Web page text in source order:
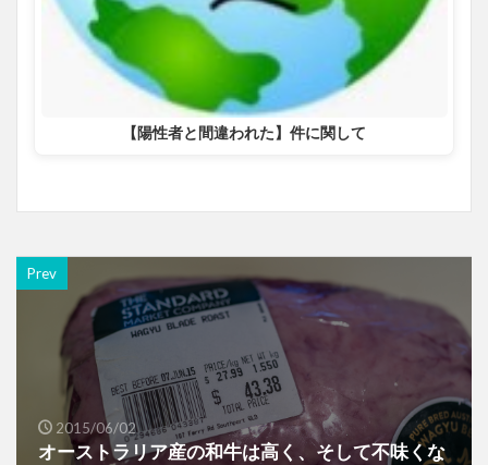
【陽性者と間違われた】件に関して
Prev
2015/06/02
オーストラリア産の和牛は高く、そして不味くな